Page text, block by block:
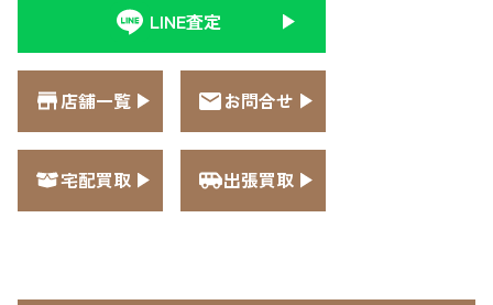
LINE査定
店舗一覧 お問合せ
宅配買取 出張買取